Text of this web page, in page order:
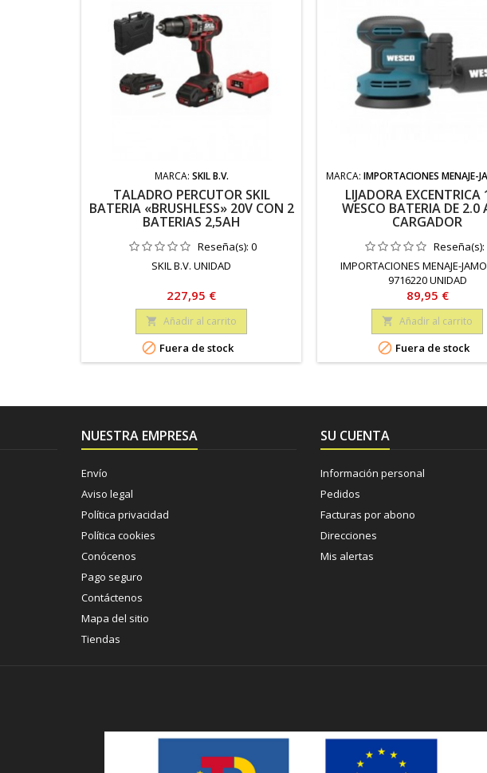
MARCA: SKIL B.V.
TALADRO PERCUTOR SKIL
BATERIA «BRUSHLESS» 20V CON 2
BATERIAS 2,5AH
Reseña(s): 0
SKIL B.V. UNIDAD
Precio
227,95 €
 Añadir al carrito
 Fuera de stock
MARCA: IMPORTACIONES MENAJE-
LIJADORA EXCENTRICA
WESCO BATERIA DE 2.0
CARGADOR
Reseña(s):
IMPORTACIONES MENAJE-
9716220 UNIDAD
Precio
89,95 €
 Añadir al carrito
 Fuera de stock
NUESTRA EMPRESA
Envío
Aviso legal
Política privacidad
Política cookies
Conócenos
Pago seguro
Contáctenos
Mapa del sitio
Tiendas
SU CUENTA
Información personal
Pedidos
Facturas por abono
Direcciones
Mis alertas